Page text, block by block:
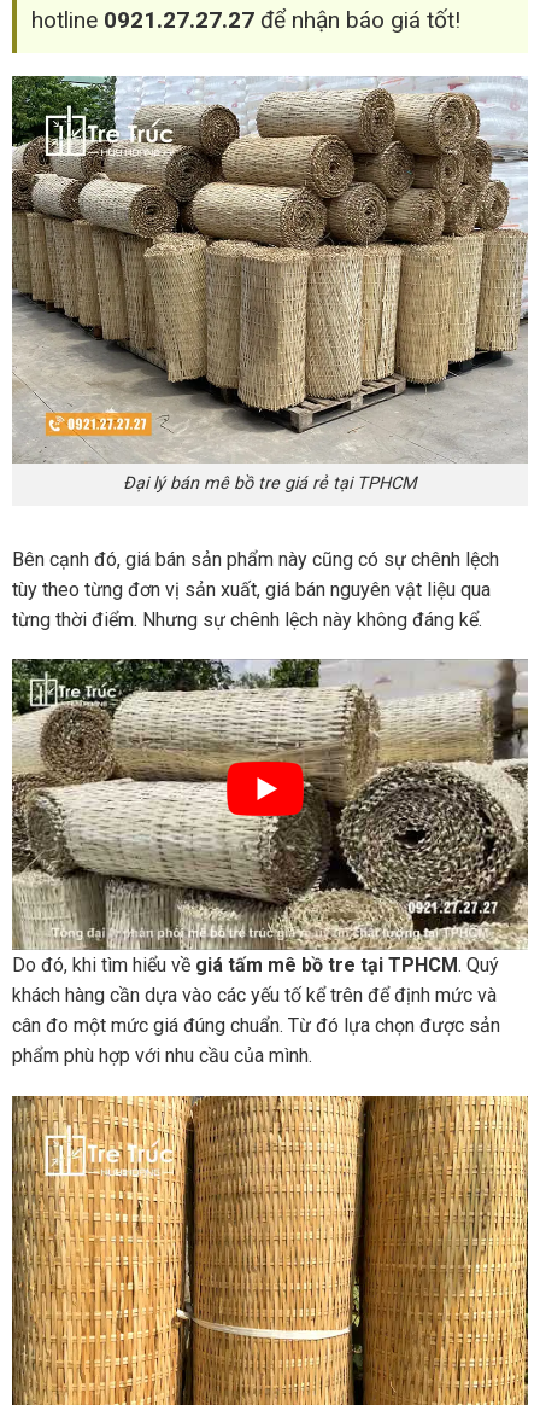
hotline 0921.27.27.27để nhận báo giá tốt!
Đại lý bán mê bồ tre giá rẻ tại TPHCM
Bên cạnh đó, giá bán sản phẩm này cũng có sự chênh lệch
tùy theo từng đơn vị sản xuất, giá bán nguyên vật liệu qua
từng thời điểm. Nhưng sự chênh lệch này không đáng kể.
Do đó, khi tìm hiểu về giá tấm mê bồ tre tại TPHCM. Quý
khách hàng cần dựa vào các yếu tố kể trên để định mức và
cân đo một mức giá đúng chuẩn. Từ đó lựa chọn được sản
phẩm phù hợp với nhu cầu của mình.